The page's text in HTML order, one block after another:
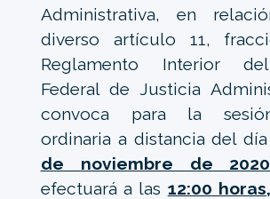
Administrativa, en
diverso artículo 11,
Reglamento Interior
Federal de Justicia
convoca para la
ordinaria a distancia del día
de noviembre de
efectuará a las 12:00 horas,